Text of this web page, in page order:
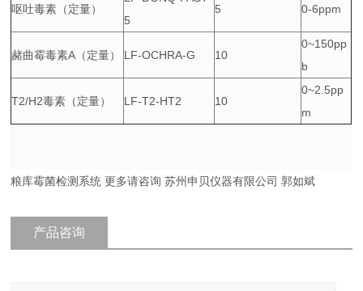
呕吐毒素（定量）
5
5 0-6ppm
赭曲霉毒素A（定量） LF-OCHRA-G 10
0~150pp
b
T2/H2毒素（定量） LF-T2-HT2 10
0~2.5pp
m
粮库霉菌检测系统 更多请咨询 苏州申贝仪器有限公司 郭如斌
产品咨询